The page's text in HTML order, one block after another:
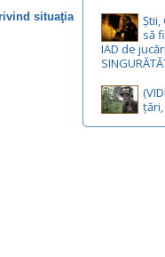
situaţia
Știi,
să
IAD de